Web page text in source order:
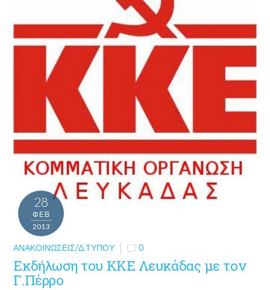
28
ΦΕΒ
2013
ΑΝΑΚΟΙΝΏΣΕΙΣ/Δ.ΤΎΠΟΥ 0
Εκδήλωση του ΚΚΕ Λευκάδας με τον
Γ.Πέρρο